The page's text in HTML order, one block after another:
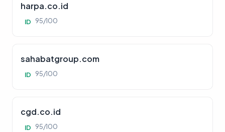
harpa.co.id
ID 95/100
sahabatgroup.com
ID 95/100
cgd.co.id
ID 95/100